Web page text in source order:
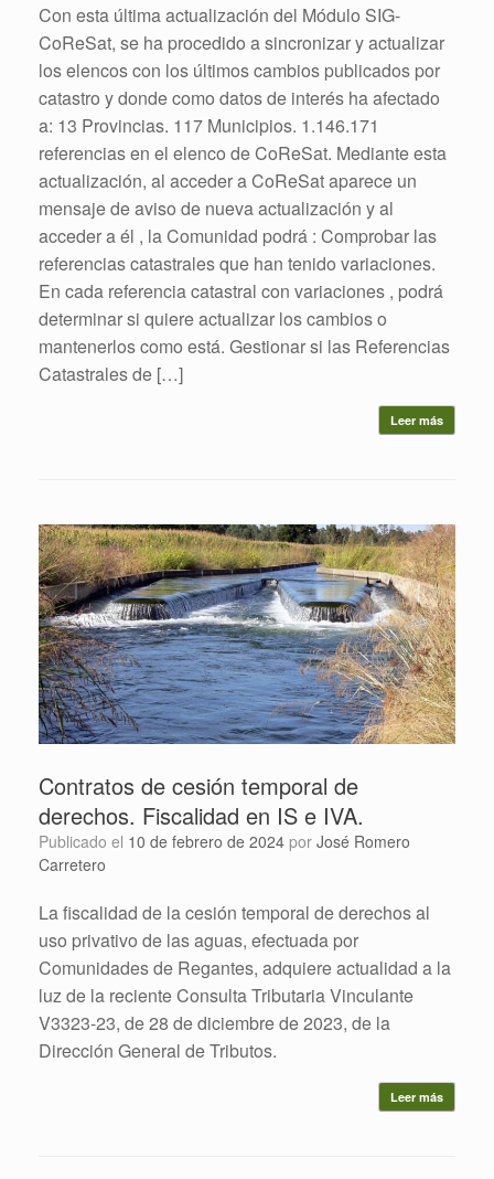
Con esta última actualización del Módulo SIG-
CoReSat, se ha procedido a sincronizar y actualizar
los elencos con los últimos cambios publicados por
catastro y donde como datos de interés ha afectado
a: 13 Provincias. 117 Municipios. 1.146.171
referencias en el elenco de CoReSat. Mediante esta
actualización, al acceder a CoReSat aparece un
mensaje de aviso de nueva actualización y al
acceder a él , la Comunidad podrá : Comprobar las
referencias catastrales que han tenido variaciones.
En cada referencia catastral con variaciones , podrá
determinar si quiere actualizar los cambios o
mantenerlos como está. Gestionar si las Referencias
Catastrales de […]
Leer más
Contratos de cesión temporal de
derechos. Fiscalidad en IS e IVA.
Publicado el 10 de febrero de 2024 por José Romero
Carretero
La fiscalidad de la cesión temporal de derechos al
uso privativo de las aguas, efectuada por
Comunidades de Regantes, adquiere actualidad a la
luz de la reciente Consulta Tributaria Vinculante
V3323-23, de 28 de diciembre de 2023, de la
Dirección General de Tributos.
Leer más